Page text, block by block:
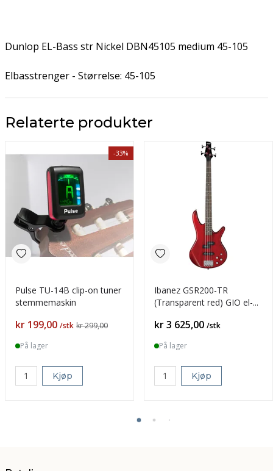
Dunlop EL-Bass str Nickel DBN45105 medium 45-105
Elbasstrenger - Størrelse: 45-105
Relaterte produkter
-33%
Pulse TU-14B clip-on tuner
stemmemaskin
Pris
kr 199,00 /stk kr 299,00
På lager
Kjøp
Ibanez GSR200-TR
(Transparent red) GIO el-
Pris
kr 3 625,00 /stk
På lager
Kjøp